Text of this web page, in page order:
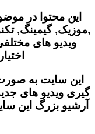
این محتوا در
,موزیک, گیمینگ,
ویدیو های
این سایت به
گیری ویدیو های
آرشیو بزرگ این